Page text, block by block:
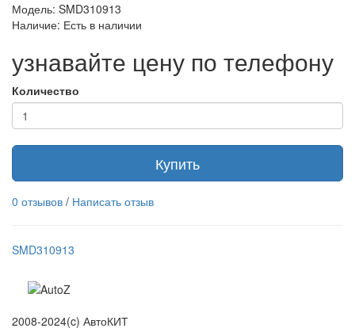
Модель: SMD310913
Наличие: Есть в наличии
узнавайте цену по телефону
Количество
Купить
0 отзывов / Написать отзыв
SMD310913
2008-2024(c) АвтоКИТ